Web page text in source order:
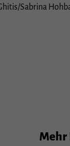
Sabrina
Mehr